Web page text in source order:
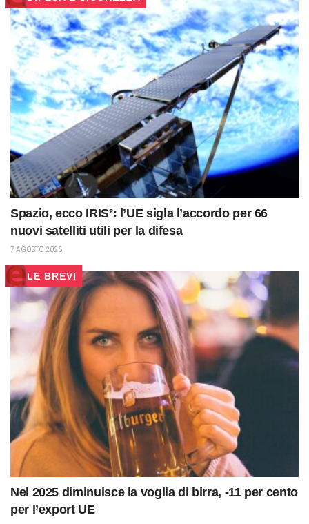
Spazio, ecco IRIS²: l’UE sigla l’accordo per 66
nuovi satelliti utili per la difesa
7 AGOSTO 2026
LE BREVI
Nel 2025 diminuisce la voglia di birra, -11 per cento
per l’export UE